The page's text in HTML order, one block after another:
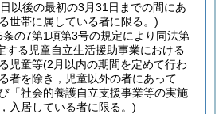
以後の最初の3月31日までの間にあ
世帯に属している者に限る。)
の7第1項第3号の規定により同法第
する児童自立生活援助事業における
児童等(2月以内の期間を定めて行わ
者を除き，児童以外の者にあって
「社会的養護自立支援事業等の実施
入居している者に限る。)